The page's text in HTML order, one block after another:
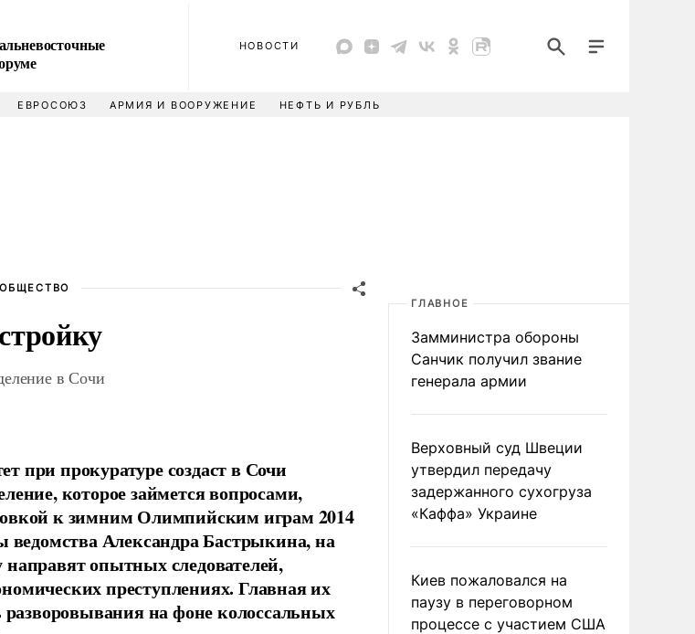
НОВОСТИ
ЕВРОСОЮЗ АРМИЯ И ВООРУЖЕНИЕ НЕФТЬ И РУБЛЬ
ОБЩЕСТВО
в Сочи
при прокуратуре создаст в Сочи
которое займется вопросами,
к зимним Олимпийским играм 2014
ведомства Александра Бастрыкина, на
опытных следователей,
преступлениях. Главная их
разворовывания на фоне колоссальных
ГЛАВНОЕ
Замминистра обороны
Санчик получил звание
генерала армии
Верховный суд Швеции
утвердил передачу
задержанного сухогруза
«Каффа» Украине
Киев пожаловался на
паузу в переговорном
процессе с участием США